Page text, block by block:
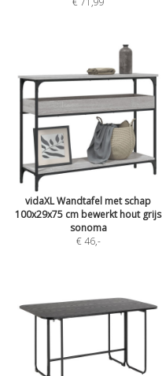
vidaXL Wandtafel met schap
100x29x75 cm bewerkt hout grijs
sonoma
€ 46,-